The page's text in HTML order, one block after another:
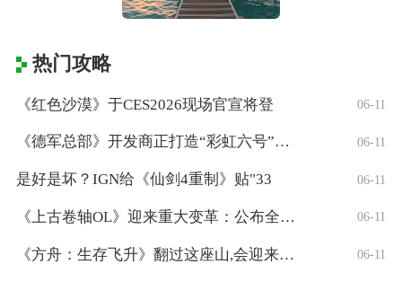
热门攻略
《红色沙漠》于CES2026现场官宣将登 06-11
《德军总部》开发商正打造“彩虹六号”风格 06-11
是好是坏？IGN给《仙剑4重制》贴"33 06-11
《上古卷轴OL》迎来重大变革：公布全新「 06-11
《方舟：生存飞升》翻过这座山,会迎来真正 06-11